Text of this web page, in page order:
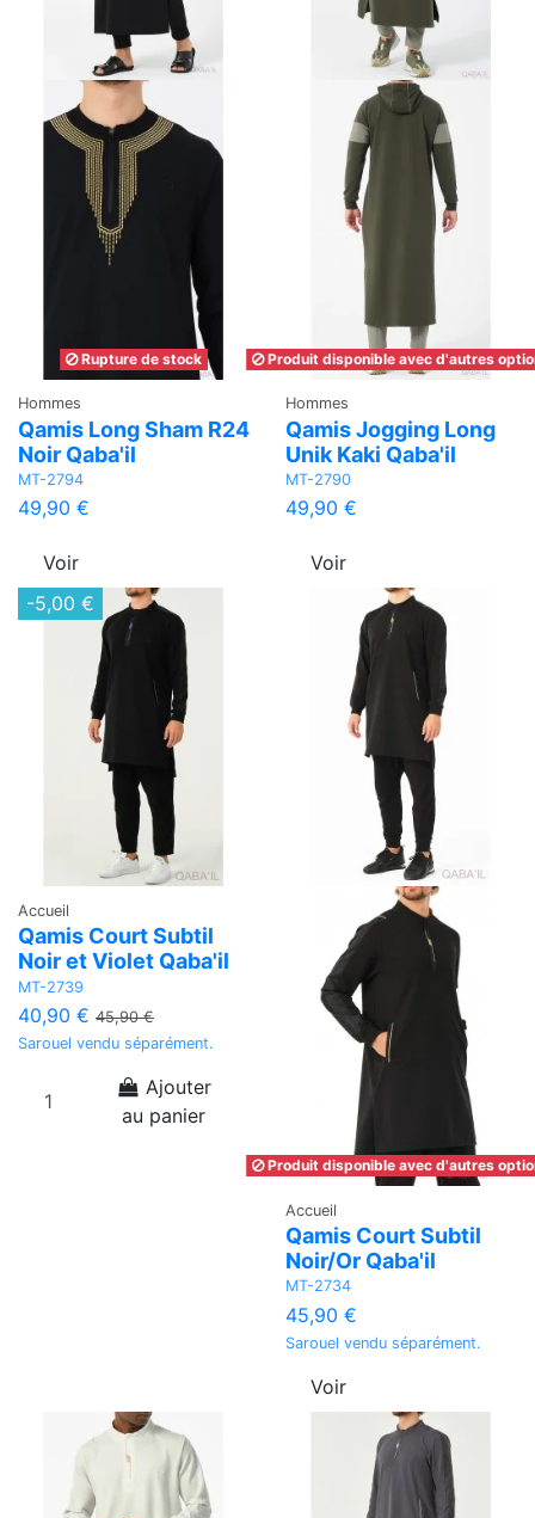
Rupture de stock
Hommes
Qamis Long Sham R24
Noir Qaba'il
MT-2794
49,90 €
Voir
Produit disponible avec d'autres
Hommes
Qamis Jogging Long
Unik Kaki Qaba'il
MT-2790
49,90 €
Voir
-5,00 €
Accueil
Qamis Court Subtil
Noir et Violet Qaba'il
MT-2739
40,90 € 45,90 €
Sarouel vendu séparément.
Ajouter
au panier
Produit disponible avec d'autres
Accueil
Qamis Court Subtil
Noir/Or Qaba'il
MT-2734
45,90 €
Sarouel vendu séparément.
Voir